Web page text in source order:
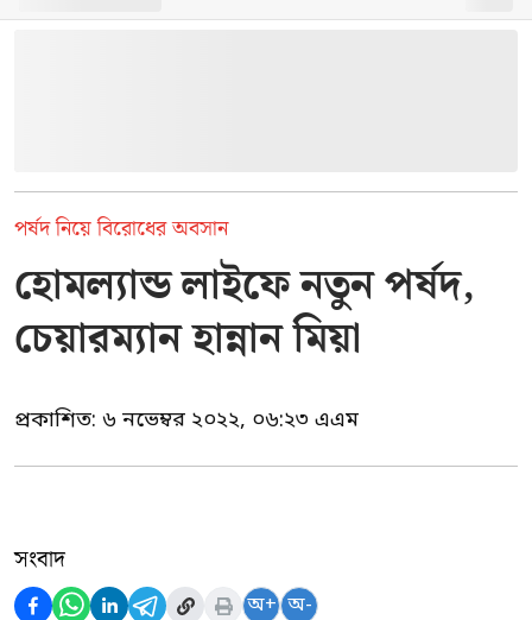
পর্ষদ নিয়ে বিরোধের অবসান
হোমল্যান্ড লাইফে নতুন পর্ষদ,
চেয়ার‍ম্যান হান্নান মিয়া
প্রকাশিত: ৬ নভেম্বর ২০২২, ০৬:২৩ এএম
সংবাদ
অ+ অ-